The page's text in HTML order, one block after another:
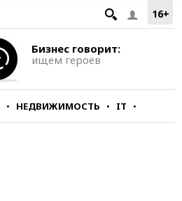
16+
Бизнес говорит:
ищем героев
НЕДВИЖИМОСТЬ IT